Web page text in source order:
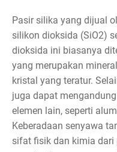
Pasir silika yang dijual
silikon dioksida (SiO2)
dioksida ini biasanya
yang merupakan
kristal yang teratur.
juga dapat
elemen lain, seperti
Keberadaan senyawa
sifat fisik dan kimia dari